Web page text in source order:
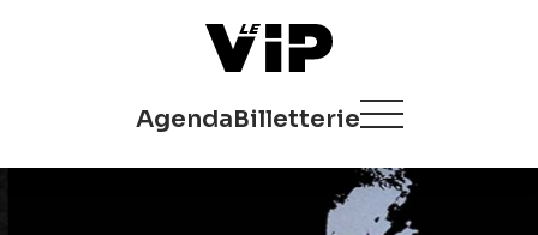
AgendaBilletterie